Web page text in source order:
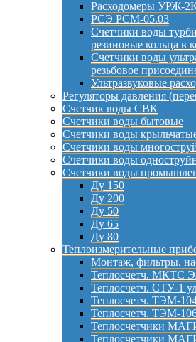
Расходомеры УРЖ-
РСЭ РСМ-05.03
Счетчики воды
резиновые кольца в
Счетчики воды
резьбовое
Ультразвуковые
Регуляторы давления
Счетчик воды СВК
Счетчики воды бытовые
Счетчики воды
Счетчики воды
Счетчики воды
Счетчики воды
Ду 150
Ду 200
Ду 50
Ду 65
Ду 80
Теплоизмерительные
Монтаж, фильтры,
Теплосчетч. МКТС
Теплосчетч. СТУ-1
Теплосчетч. ТЭМ-
Теплосчетч. ТЭМ-
Теплосчетчики
Теплосчетчики